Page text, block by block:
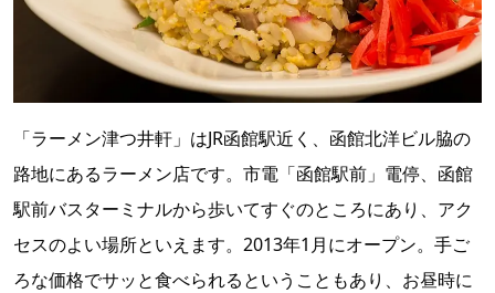
「ラーメン津つ井軒」はJR函館駅近く、函館北洋ビル脇の
路地にあるラーメン店です。市電「函館駅前」電停、函館
駅前バスターミナルから歩いてすぐのところにあり、アク
セスのよい場所といえます。2013年1月にオープン。手ご
ろな価格でサッと食べられるということもあり、お昼時に